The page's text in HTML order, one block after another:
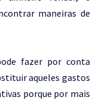
maneiras de
fazer por conta
aqueles gastos
porque por mais